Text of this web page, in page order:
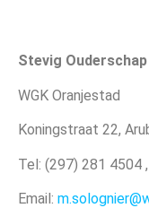
Stevig Ouderschap
WGK Oranjestad
Koningstraat 22,
Tel: (297) 281 4504
Email: